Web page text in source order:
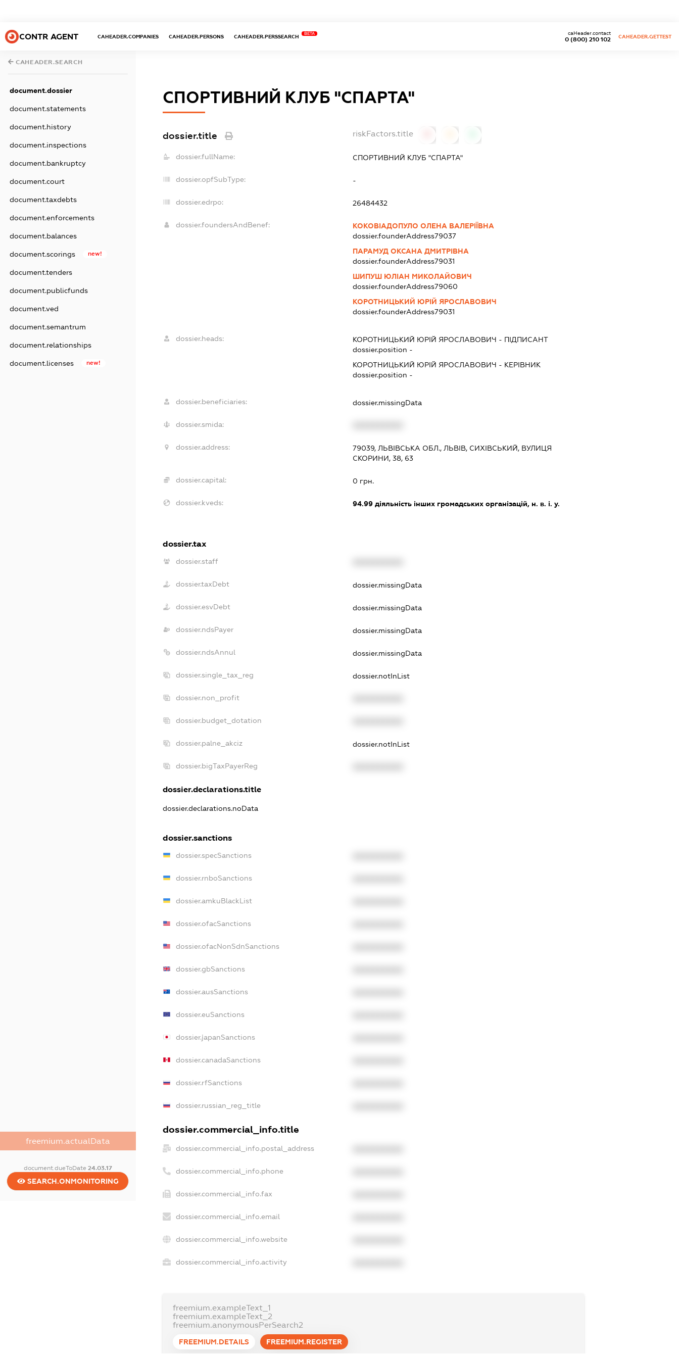
CONTR AGENT CAHEADER.COMPANIES CAHEADER.PERSONS CAHEADER.PERSSEARCH
BETA
0 (800) 210 102
caHeader.contact
CAHEADER.GETTEST
CAHEADER.SEARCH
document.dossier
document.statements
document.history
document.inspections
document.bankruptcy
document.court
document.taxdebts
document.enforcements
document.balances
document.scorings new!
document.tenders
document.publicfunds
document.ved
document.semantrum
document.relationships
document.licenses new!
freemium.actualData
document.dueToDate 24.03.17
SEARCH.ONMONITORING
СПОРТИВНИЙ КЛУБ "СПАРТА"
dossier.title riskFactors.title
dossier.fullName: СПОРТИВНИЙ КЛУБ "СПАРТА"
dossier.opfSubType: -
dossier.edrpo: 26484432
dossier.foundersAndBenef:
КОКОВІАДОПУЛО ОЛЕНА ВАЛЕРІЇВНА
dossier.founderAddress79037
ПАРАМУД ОКСАНА ДМИТРІВНА
dossier.founderAddress79031
ШИПУШ ЮЛІАН МИКОЛАЙОВИЧ
dossier.founderAddress79060
КОРОТНИЦЬКИЙ ЮРІЙ ЯРОСЛАВОВИЧ
dossier.founderAddress79031
dossier.heads: КОРОТНИЦЬКИЙ ЮРІЙ ЯРОСЛАВОВИЧ - ПІДПИСАНТ
dossier.position -
КОРОТНИЦЬКИЙ ЮРІЙ ЯРОСЛАВОВИЧ - КЕРІВНИК
dossier.position -
dossier.beneficiaries: dossier.missingData
dossier.smida:
dossier.address:
79039, ЛЬВІВСЬКА ОБЛ., ЛЬВІВ, СИХІВСЬКИЙ, ВУЛИЦЯ
СКОРИНИ, 38, 63
dossier.capital: 0 грн.
dossier.kveds: 94.99діяльність інших громадських організацій, н. в. і. у.
dossier.tax
dossier.staff
dossier.taxDebt dossier.missingData
dossier.esvDebt dossier.missingData
dossier.ndsPayer dossier.missingData
dossier.ndsAnnul dossier.missingData
dossier.single_tax_reg dossier.notInList
dossier.non_profit
dossier.budget_dotation
dossier.palne_akciz dossier.notInList
dossier.bigTaxPayerReg
dossier.declarations.title
dossier.declarations.noData
dossier.sanctions
dossier.specSanctions
dossier.rnboSanctions
dossier.amkuBlackList
dossier.ofacSanctions
dossier.ofacNonSdnSanctions
dossier.gbSanctions
dossier.ausSanctions
dossier.euSanctions
dossier.japanSanctions
dossier.canadaSanctions
dossier.rfSanctions
dossier.russian_reg_title
dossier.commercial_info.title
dossier.commercial_info.postal_address
dossier.commercial_info.phone
dossier.commercial_info.fax
dossier.commercial_info.email
dossier.commercial_info.website
dossier.commercial_info.activity
freemium.exampleText_1
freemium.exampleText_2
freemium.anonymousPerSearch2
FREEMIUM.DETAILS FREEMIUM.REGISTER